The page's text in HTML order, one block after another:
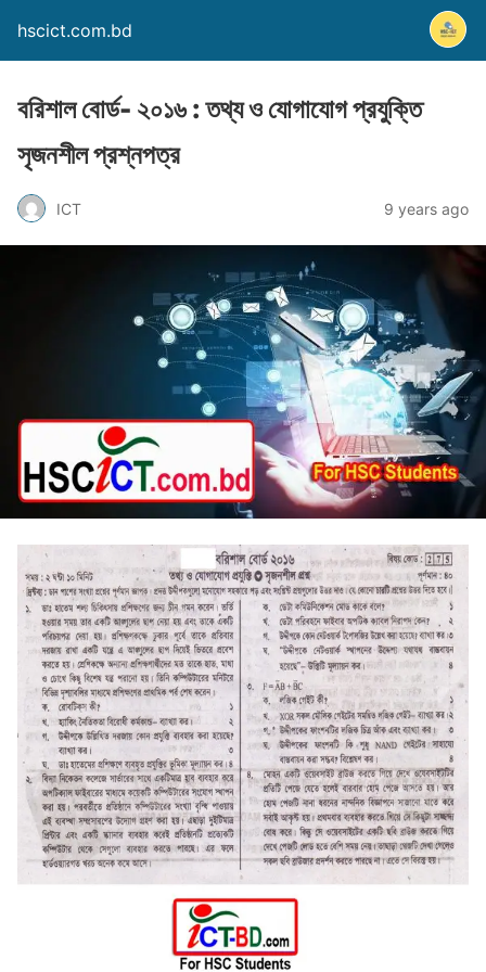
hscict.com.bd
বরিশাল বোর্ড- ২০১৬ : তথ্য ও যোগাযোগ প্রযুক্তি
সৃজনশীল প্রশ্নপত্র
ICT 9 years ago